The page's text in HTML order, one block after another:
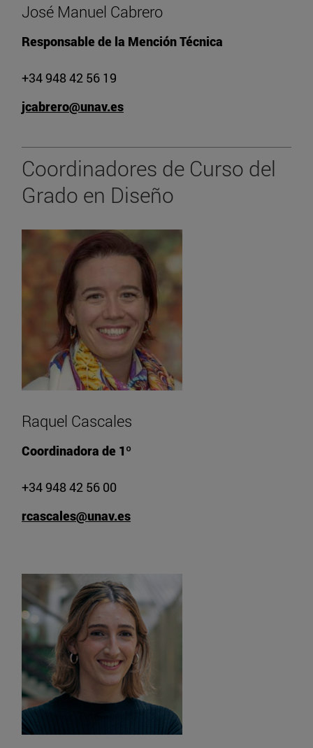
José Manuel Cabrero
Responsable de la Mención Técnica
+34 948 42 56 19
jcabrero@unav.es
Coordinadores de Curso del
Grado en Diseño
Raquel Cascales
Coordinadora de 1º
+34 948 42 56 00
rcascales@unav.es